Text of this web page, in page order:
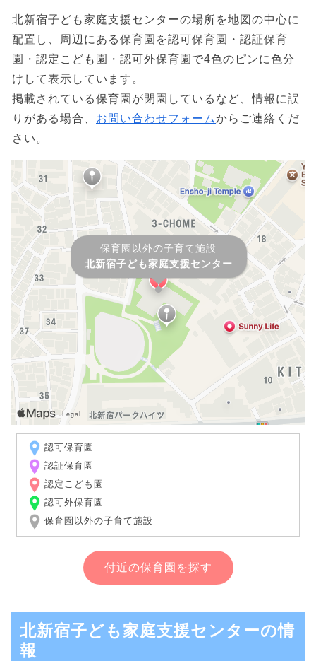
北新宿子ども家庭支援センターの場所を地図の中心に
配置し、周辺にある保育園を認可保育園・認証保育
園・認定こども園・認可外保育園で4色のピンに色分
けして表示しています。
掲載されている保育園が閉園しているなど、情報に誤
りがある場合、 お問い合わせフォームからご連絡くだ
さい。
保育園以外の子育て施設
北新宿子ども家庭支援センター
認可保育園
認証保育園
認定こども園
認可外保育園
保育園以外の子育て施設
付近の保育園を探す
北新宿子ども家庭支援センターの情
報